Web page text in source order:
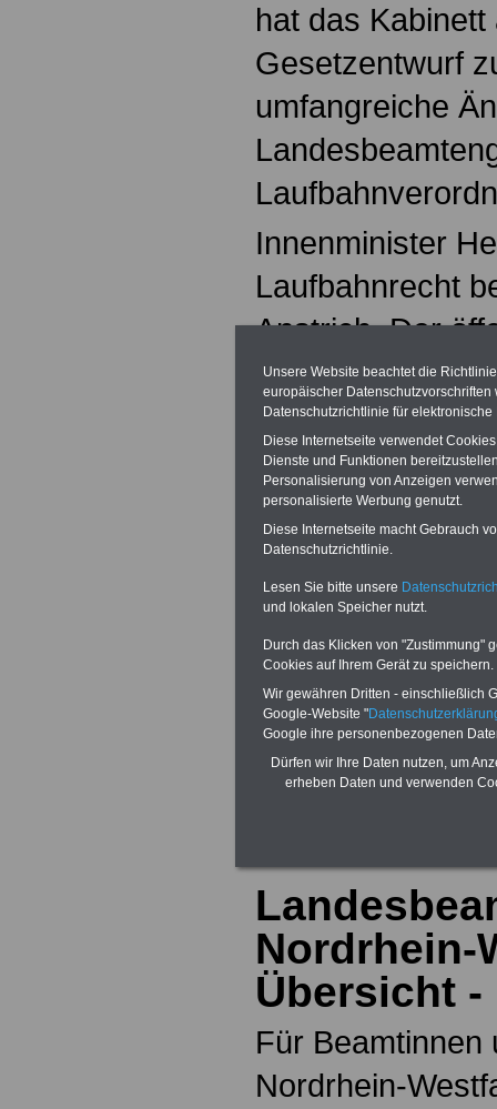
hat das
Gesetzentwurf
umfangreiche
Innenminister
Laufbahnrecht
Anstrich. Der
Arbeitnehmer
heißt, um
Nachwuchs zu
weiter die
und öffentliche
machen. Denn
Verwaltung
>>>mehr
Nordrhein-
Übersicht -
Für Beamtinnen
Nordrhein-
Unsere Website beachtet die
europäischer
Datenschutzrichtlinie für
Diese Internetseite verwendet
Dienste und Funktionen
Personalisierung von Anzeigen
personalisierte Werbung genutzt.
Diese Internetseite macht Gebrauch
Datenschutzrichtlinie.
Lesen Sie bitte unsere
und lokalen Speicher nutzt.
Durch das Klicken von "Zustimmung"
Cookies auf Ihrem Gerät zu speichern.
Wir gewähren Dritten - einschließlich
Google-Website "
Google ihre personenbezogenen
Dürfen wir Ihre Daten nutzen, um
erheben Daten und verwenden